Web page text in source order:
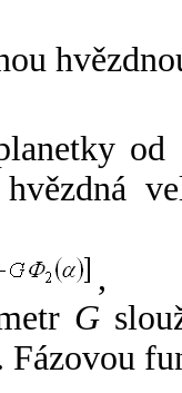
od
,
G
Fázovou